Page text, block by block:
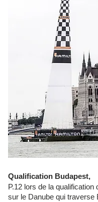
Qualification Budapest,
P.12 lors de la
sur le Danube qui traverse